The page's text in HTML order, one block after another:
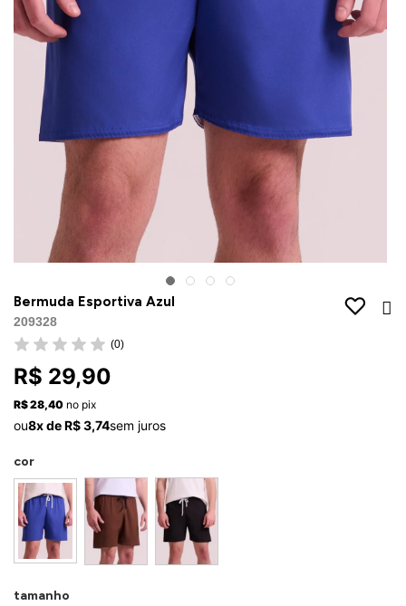
Bermuda Esportiva Azul
209328
(0)
R$ 29,90
R$ 28,40 no pix
ou8x de R$ 3,74sem juros
cor
tamanho